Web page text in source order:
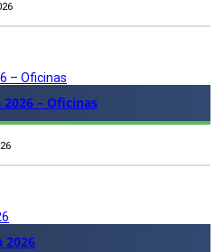
– Oficinas
– Oficinas
2026